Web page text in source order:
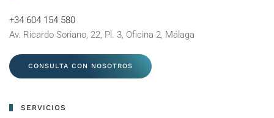
+34 604 154 580
Av. Ricardo Soriano, 22, Pl. 3, Oficina 2, Málaga
CONSULTA CON NOSOTROS
SERVICIOS